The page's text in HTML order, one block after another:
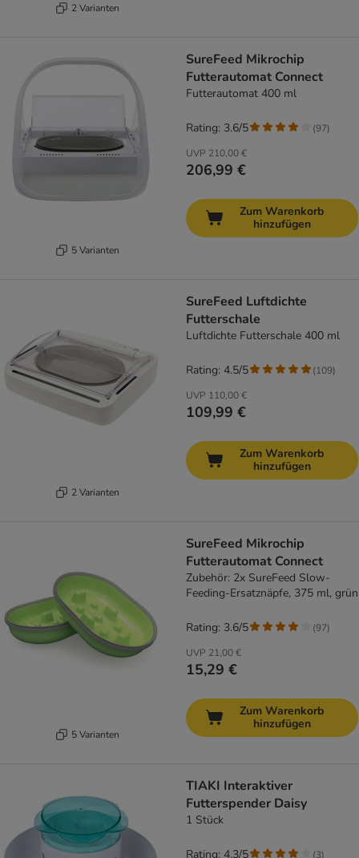
2 Varianten
5 Varianten
SureFeed Mikrochip
Futterautomat Connect
Futterautomat 400 ml
UVP 210,00 €
206,99 €
Rating: 3.6/5 (97)
Zum Warenkorb
hinzufügen
2 Varianten
SureFeed Luftdichte
Futterschale
Luftdichte Futterschale 400 ml
UVP 110,00 €
109,99 €
Rating: 4.5/5 (109)
Zum Warenkorb
hinzufügen
5 Varianten
SureFeed Mikrochip
Futterautomat Connect
Zubehör: 2x SureFeed Slow-
Feeding-Ersatznäpfe, 375 ml, grün
UVP 21,00 €
15,29 €
Rating: 3.6/5 (97)
Zum Warenkorb
hinzufügen
TIAKI Interaktiver
Futterspender Daisy
1 Stück
Rating: 4.3/5 (3)